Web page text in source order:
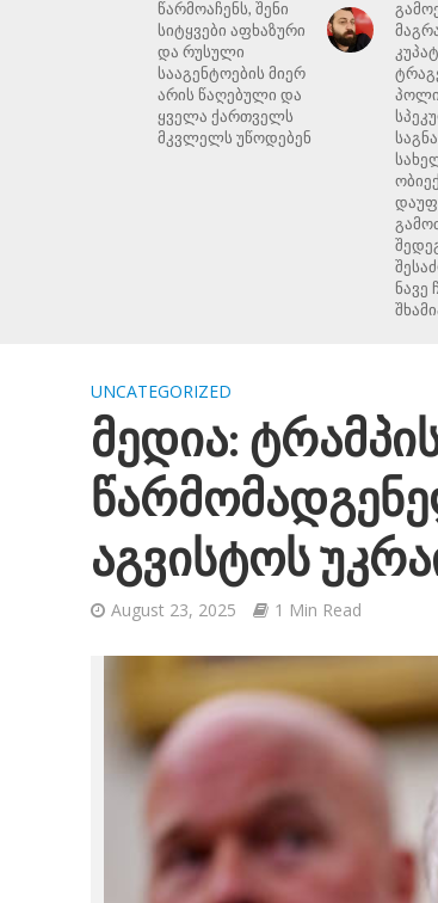
წარმოაჩენს, შენი
სიტყვები აფხაზური
და რუსული
სააგენტოების მიერ
არის წაღებული და
ყველა ქართველს
მკვლელს უწოდებენ
ნავე
UNCATEGORIZED
მედია:
აგვისტოს
August 23, 2025 1 Min Read